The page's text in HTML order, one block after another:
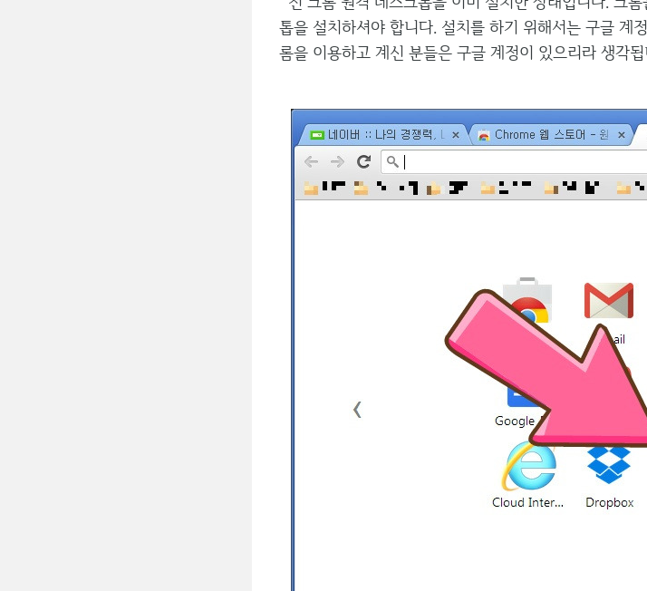
톱을 설치하셔야 합니다. 설치를 하기 위해서는 구글 계
롬을 이용하고 계신 분들은 구글 계정이 있으리라 생각됩